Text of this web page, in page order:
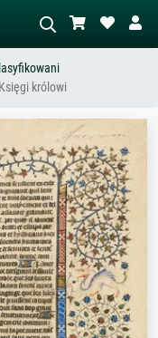
scenę – np. zielona łąka,
z czerwienią, ciemny olej,
akt obok drzewa.
królowi